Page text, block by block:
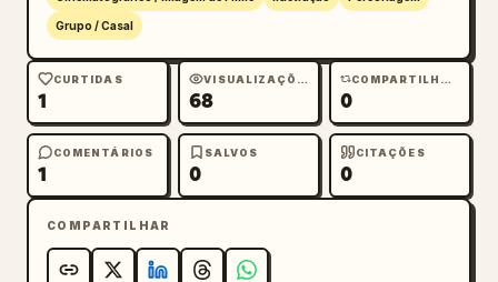
Grupo / Casal
CURTIDAS
1
VISUALIZAÇÕES
68
COMPARTILHAMENTOS
0
COMENTÁRIOS
1
SALVOS
0
CITAÇÕES
0
COMPARTILHAR